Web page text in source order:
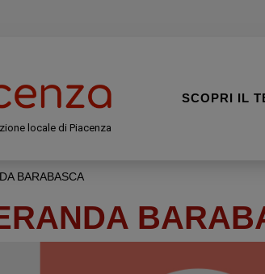
locale di Piacenza
SCOPRI IL
BARABASCA